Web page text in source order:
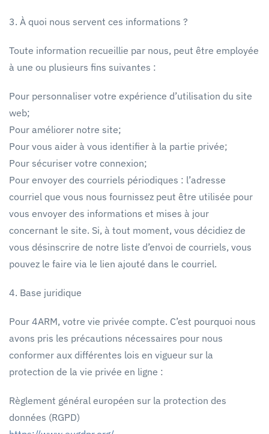
3. À quoi nous servent ces informations ?
Toute information recueillie par nous, peut être employée
à une ou plusieurs fins suivantes :
Pour personnaliser votre expérience d’utilisation du site
web;
Pour améliorer notre site;
Pour vous aider à vous identifier à la partie privée;
Pour sécuriser votre connexion;
Pour envoyer des courriels périodiques : l’adresse
courriel que vous nous fournissez peut être utilisée pour
vous envoyer des informations et mises à jour
concernant le site. Si, à tout moment, vous décidiez de
vous désinscrire de notre liste d’envoi de courriels, vous
pouvez le faire via le lien ajouté dans le courriel.
4. Base juridique
Pour 4ARM, votre vie privée compte. C’est pourquoi nous
avons pris les précautions nécessaires pour nous
conformer aux différentes lois en vigueur sur la
protection de la vie privée en ligne :
Règlement général européen sur la protection des
données (RGPD)